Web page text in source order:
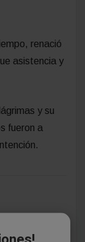
renació
asistencia y
y su
fueron a